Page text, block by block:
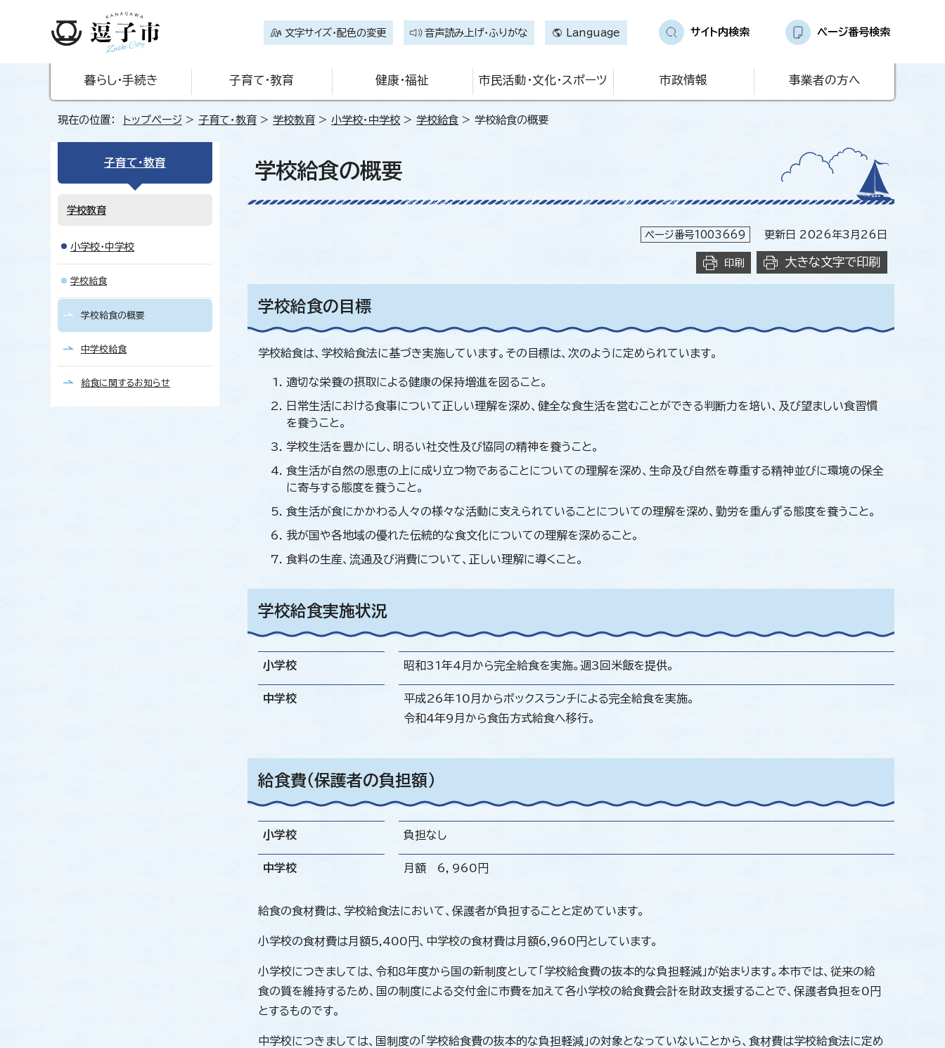
文字サイズ・配色の変更 音声読み上げ・ふりがな Language サイト内検索 ページ番号検索
暮らし・手続き 子育て・教育 健康・福祉 市民活動・文化・スポーツ 市政情報 事業者の方へ
現在の位置： トップページ > 子育て・教育 > 学校教育 > 小学校・中学校 > 学校給食 > 学校給食の概要
学校給食の概要
ページ番号1003669 更新日 2026年3月26日
印刷 大きな文字で印刷
学校給食の目標
学校給食は、学校給食法に基づき実施しています。その目標は、次のように定められています。
適切な栄養の摂取による健康の保持増進を図ること。
日常生活における食事について正しい理解を深め、健全な食生活を営むことができる判断力を培い、及び望ましい食習慣
を養うこと。
学校生活を豊かにし、明るい社交性及び協同の精神を養うこと。
食生活が自然の恩恵の上に成り立つ物であることについての理解を深め、生命及び自然を尊重する精神並びに環境の保全
に寄与する態度を養うこと。
食生活が食にかかわる人々の様々な活動に支えられていることについての理解を深め、勤労を重んずる態度を養うこと。
我が国や各地域の優れた伝統的な食文化についての理解を深めること。
食料の生産、流通及び消費について、正しい理解に導くこと。
学校給食実施状況
小学校 昭和31年4月から完全給食を実施。週3回米飯を提供。
中学校
平成26年10月からボックスランチによる完全給食を実施。
令和4年9月から食缶方式給食へ移行。
給食費（保護者の負担額）
小学校 負担なし
中学校 月額 6，960円
給食の食材費は、学校給食法において、保護者が負担することと定めています。
小学校の食材費は月額5,400円、中学校の食材費は月額6,960円としています。
小学校につきましては、令和8年度から国の新制度として「学校給食費の抜本的な負担軽減」が始まります。本市では、従来の給
食の質を維持するため、国の制度による交付金に市費を加えて各小学校の給食費会計を財政支援することで、保護者負担を0円
とするものです。
中学校につきましては、国制度の「学校給食費の抜本的な負担軽減」の対象となっていないことから、食材費は学校給食法に定め
子育て・教育
学校教育
小学校・中学校
学校給食
学校給食の概要
中学校給食
給食に関するお知らせ